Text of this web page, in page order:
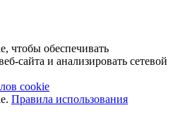
чтобы обеспечивать
сайта и анализировать сетевой
cookie
Правила использования